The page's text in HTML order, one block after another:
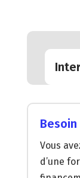
Vous
d’une